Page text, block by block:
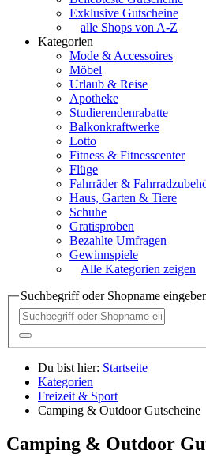
Exklusive Gutscheine
alle Shops von A-Z
Kategorien
Mode & Accessoires
Möbel
Urlaub & Reise
Apotheke
Studierendenrabatte
Balkonkraftwerke
Lotto
Fitness & Fitnesscenter
Flüge
Fahrräder &
Haus, Garten & Tiere
Schuhe
Gratisproben
Bezahlte Umfragen
Gewinnspiele
Alle Kategorien zeigen
Suchbegriff oder Shopname
Du bist hier: Startseite
Kategorien
Freizeit & Sport
Camping & Outdoor Gutscheine
Camping & Outdoor